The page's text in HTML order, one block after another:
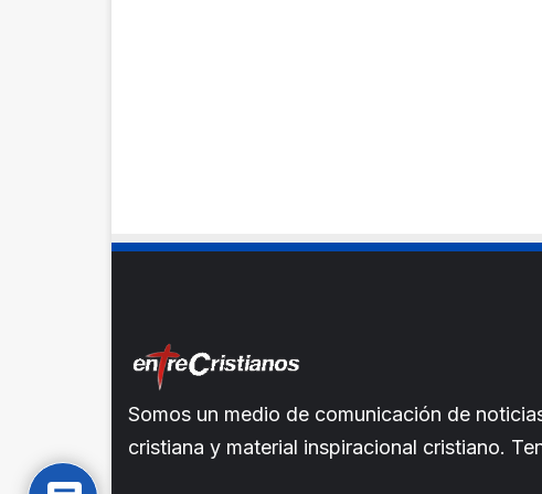
Somos un medio de comunicación de
cristiana y material inspiracional cristiano.